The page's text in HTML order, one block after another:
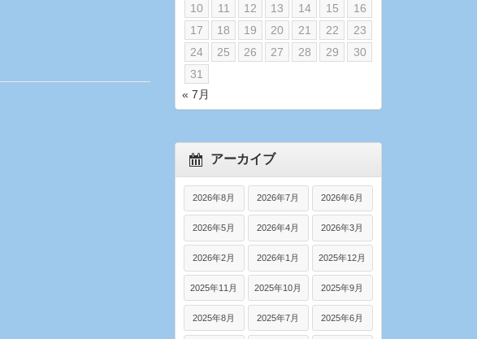
10
11 12 13 14 15
16
17
18 19 20 21 22
23
24
25 26 27 28 29
30
31
« 7月
アーカイブ
2026年8月 2026年7月 2026年6月
2026年5月 2026年4月 2026年3月
2026年2月 2026年1月 2025年12月
2025年11月 2025年10月 2025年9月
2025年8月 2025年7月 2025年6月